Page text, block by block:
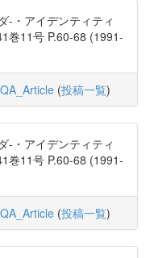
-・アイデンティティ
巻11号 P.60-68 (1991-
(投稿一覧)
-・アイデンティティ
巻11号 P.60-68 (1991-
(投稿一覧)